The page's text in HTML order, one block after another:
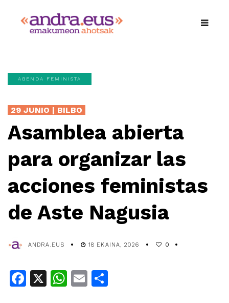
AGENDA FEMINISTA
29 JUNIO | BILBO
Asamblea abierta
para organizar las
acciones feministas
de Aste Nagusia
ANDRA.EUS 18 EKAINA, 2026 0
Facebook
X WhatsApp
Email